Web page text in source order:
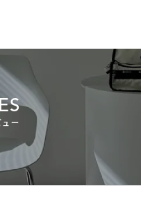
ュー